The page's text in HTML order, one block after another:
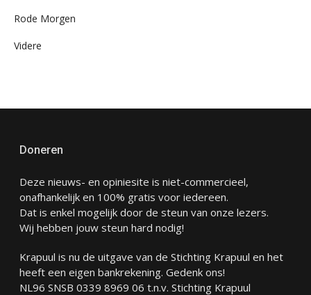
Rode Morgen
Videre
Doneren
Deze nieuws- en opiniesite is niet-commercieel,
onafhankelijk en 100% gratis voor iedereen.
Dat is enkel mogelijk door de steun van onze lezers.
Wij hebben jouw steun hard nodig!
Krapuul is nu de uitgave van de Stichting Krapuul en het
heeft een eigen bankrekening. Gedenk ons!
NL96 SNSB 0339 8969 06 t.n.v. Stichting Krapuul